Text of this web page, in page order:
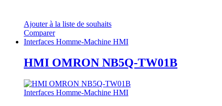
Ajouter à la liste de souhaits
Comparer
Interfaces Homme-Machine HMI
HMI OMRON NB5Q-TW01B
Interfaces Homme-Machine HMI